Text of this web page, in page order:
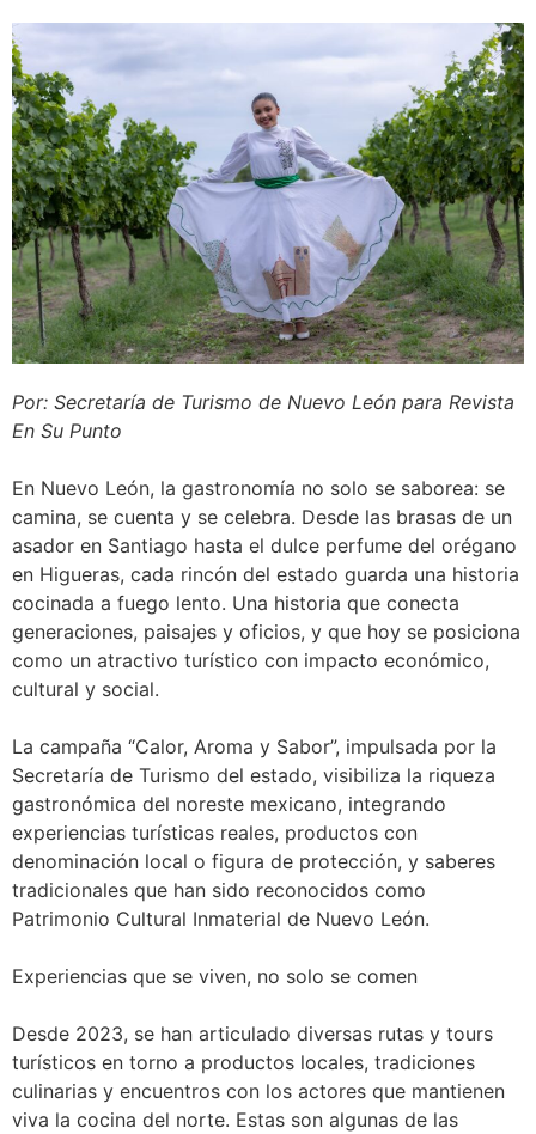
Por: Secretaría de Turismo de Nuevo León para Revista
En Su Punto
En Nuevo León, la gastronomía no solo se saborea: se
camina, se cuenta y se celebra. Desde las brasas de un
asador en Santiago hasta el dulce perfume del orégano
en Higueras, cada rincón del estado guarda una historia
cocinada a fuego lento. Una historia que conecta
generaciones, paisajes y oficios, y que hoy se posiciona
como un atractivo turístico con impacto económico,
cultural y social.
La campaña “Calor, Aroma y Sabor”, impulsada por la
Secretaría de Turismo del estado, visibiliza la riqueza
gastronómica del noreste mexicano, integrando
experiencias turísticas reales, productos con
denominación local o figura de protección, y saberes
tradicionales que han sido reconocidos como
Patrimonio Cultural Inmaterial de Nuevo León.
Experiencias que se viven, no solo se comen
Desde 2023, se han articulado diversas rutas y tours
turísticos en torno a productos locales, tradiciones
culinarias y encuentros con los actores que mantienen
viva la cocina del norte. Estas son algunas de las